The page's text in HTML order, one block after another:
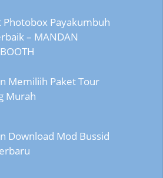
Photobox Payakumbuh
– MANDAN
Memiliih Paket Tour
Murah
Download Mod Bussid